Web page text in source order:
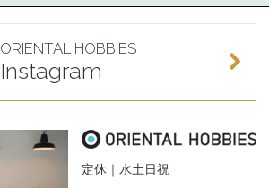
ORIENTAL HOBBIES
Instagram
定休｜水土日祝